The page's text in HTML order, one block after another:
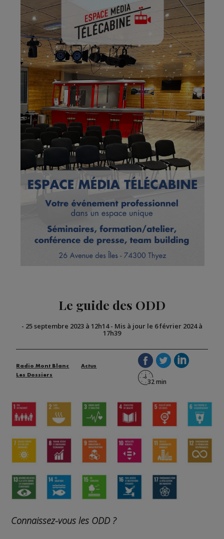
Le guide des ODD
- 25 septembre 2023 à 12h14- Mis à jour le 6 février 2024 à
17h39
Radio Mont Blanc
Actus
Les Dossiers
Connaissez-vous les ODD ?